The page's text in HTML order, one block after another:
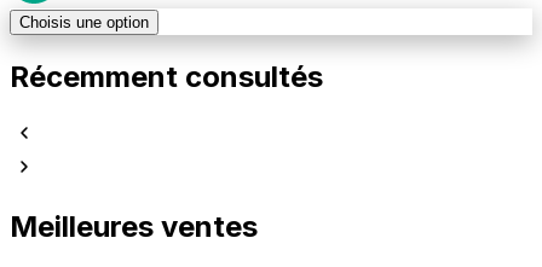
Choisis une option
Récemment consultés
Meilleures ventes